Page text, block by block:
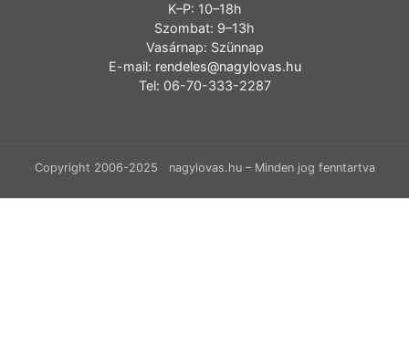
K–P: 10–18h
Szombat: 9–13h
Vasárnap: Szünnap
E-mail: rendeles@nagylovas.hu
Tel: 06-70-333-2287
Copyright 2006-2025 nagylovas.hu – Minden jog fenntartva